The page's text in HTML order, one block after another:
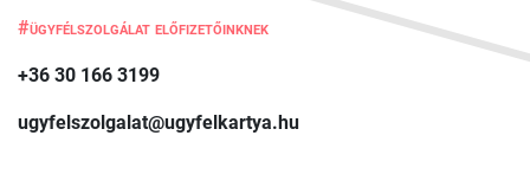
#ügyfélszolgálat előfizetőinknek
+36 30 166 3199
ugyfelszolgalat@ugyfelkartya.hu